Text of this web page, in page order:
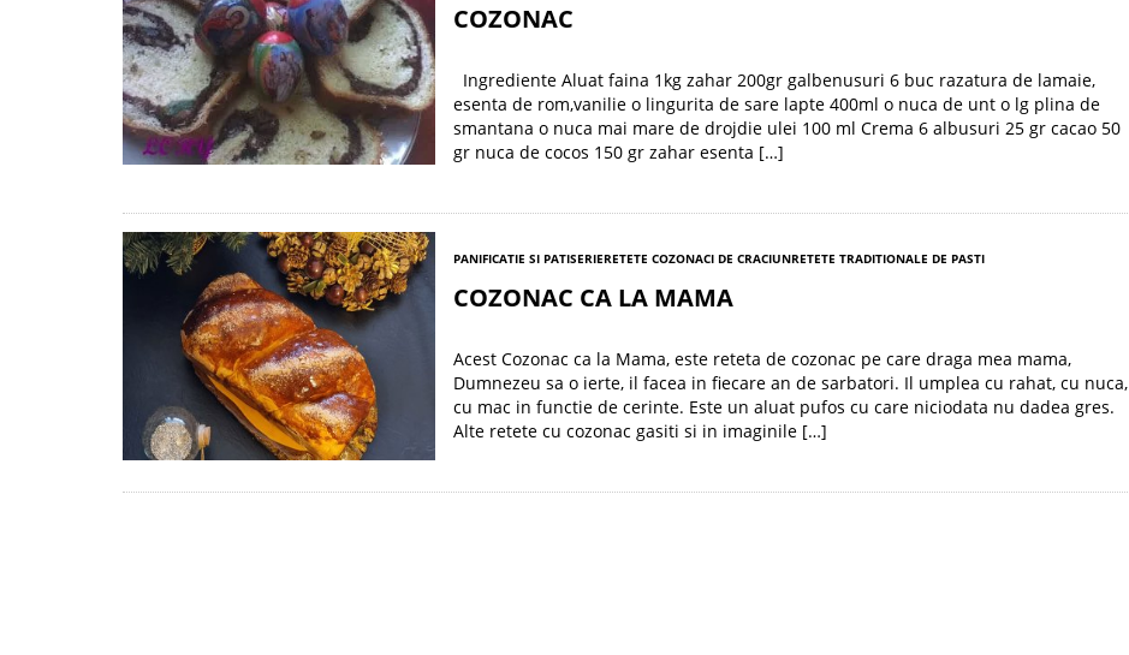
COZONAC
Ingrediente Aluat faina 1kg zahar 200gr galbenusuri 6 buc razatura de lamaie,
esenta de rom,vanilie o lingurita de sare lapte 400ml o nuca de unt o lg plina de
smantana o nuca mai mare de drojdie ulei 100 ml Crema 6 albusuri 25 gr cacao 50
gr nuca de cocos 150 gr zahar esenta […]
PANIFICATIE SI PATISERIERETETE COZONACI DE CRACIUNRETETE TRADITIONALE DE PASTI
COZONAC CA LA MAMA
Acest Cozonac ca la Mama, este reteta de cozonac pe care draga mea mama,
Dumnezeu sa o ierte, il facea in fiecare an de sarbatori. Il umplea cu rahat, cu nuca,
cu mac in functie de cerinte. Este un aluat pufos cu care niciodata nu dadea gres.
Alte retete cu cozonac gasiti si in imaginile […]